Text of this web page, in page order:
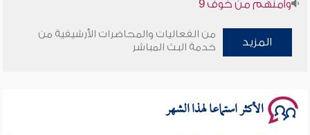
المزيد
من الفعاليات والمحاضرات الأرشيفية من
خدمة البث المباشر
الأكثر استماعا لهذا الشهر